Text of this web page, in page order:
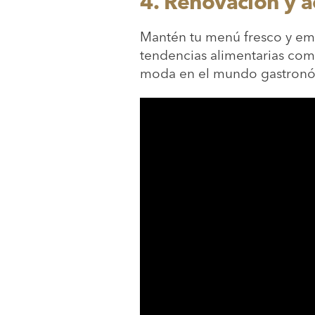
Mantén tu menú fresco y
tendencias alimentarias
moda en el mundo